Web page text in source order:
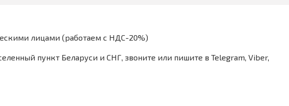
лицами (работаем с НДС-20%)
пункт Беларуси и СНГ, звоните или пишите в Telegram, Viber,